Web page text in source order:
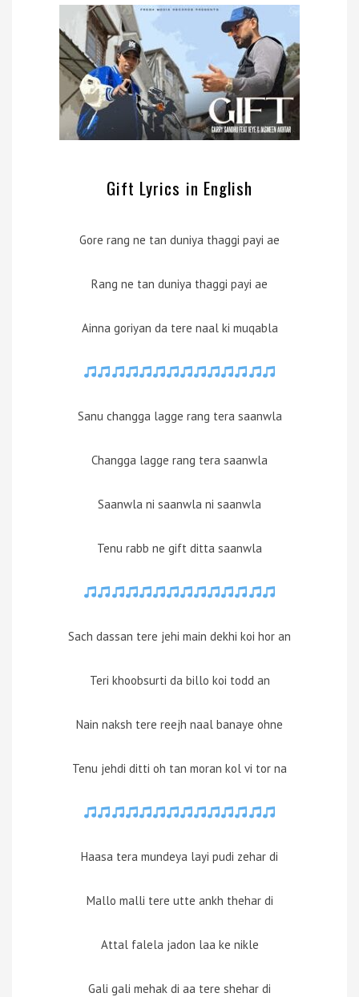
Gift Lyrics in English
Gore rang ne tan duniya thaggi payi ae
Rang ne tan duniya thaggi payi ae
Ainna goriyan da tere naal ki muqabla
Sanu changga lagge rang tera saanwla
Changga lagge rang tera saanwla
Saanwla ni saanwla ni saanwla
Tenu rabb ne gift ditta saanwla
Sach dassan tere jehi main dekhi koi hor an
Teri khoobsurti da billo koi todd an
Nain naksh tere reejh naal banaye ohne
Tenu jehdi ditti oh tan moran kol vi tor na
Haasa tera mundeya layi pudi zehar di
Mallo malli tere utte ankh thehar di
Attal falela jadon laa ke nikle
Gali gali mehak di aa tere shehar di